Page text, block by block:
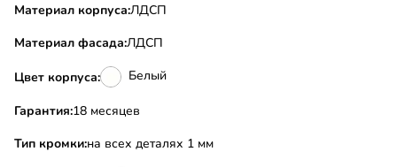
Материал корпуса:ЛДСП
Материал фасада:ЛДСП
Цвет корпуса: Белый
Гарантия:18 месяцев
Тип кромки:на всех деталях 1 мм